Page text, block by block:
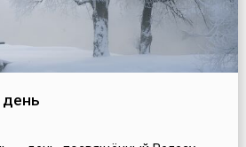
день